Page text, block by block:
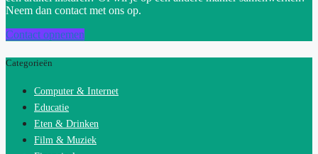
Neem dan contact met ons op.
Contact opnemen
Categorieën
Computer & Internet
Educatie
Eten & Drinken
Film & Muziek